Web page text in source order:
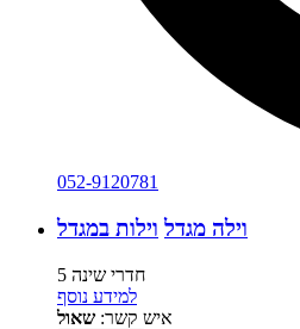
052-9120781
וילה מגדל וילות במגדל
5 חדרי שינה
למידע נוסף
איש קשר: שאול